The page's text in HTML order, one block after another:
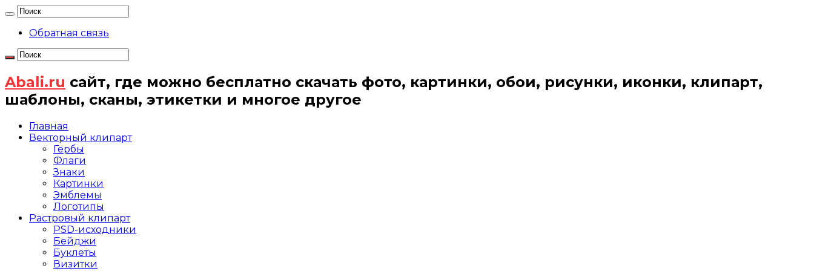
Обратная связь
Abali.ru сайт, где можно бесплатно скачать фото, картинки, обои, рисунки, иконки, клипарт,
шаблоны, сканы, этикетки и многое другое
Главная
Векторный клипарт
Гербы
Флаги
Знаки
Картинки
Эмблемы
Логотипы
Растровый клипарт
PSD-исходники
Бейджи
Буклеты
Визитки